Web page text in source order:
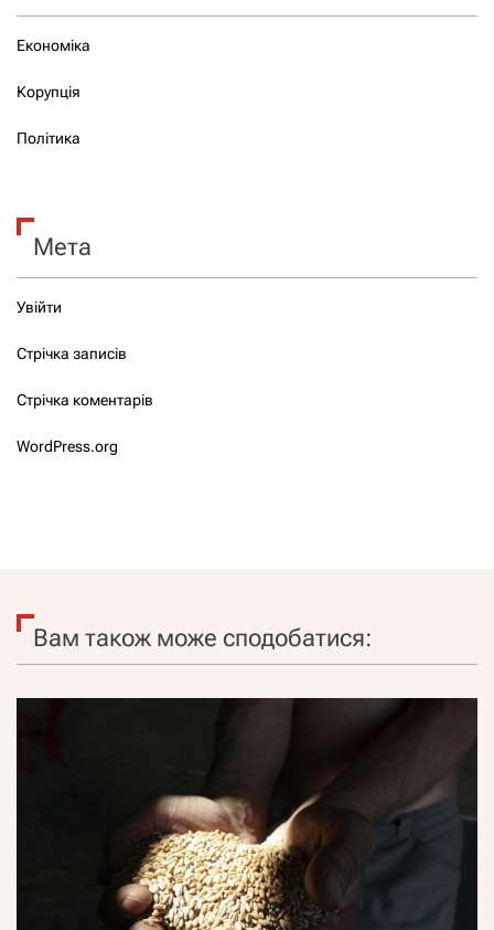
Економіка
Корупція
Політика
Мета
Увійти
Стрічка записів
Стрічка коментарів
WordPress.org
Вам також може сподобатися: